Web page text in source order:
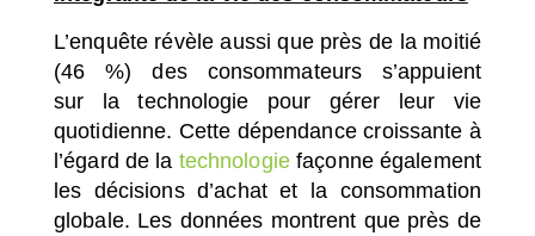
L’enquête révèle aussi que près de la moitié
(46 %) des consommateurs s’appuient
sur la technologie pour gérer leur vie
quotidienne. Cette dépendance croissante à
l’égard de la technologie façonne également
les décisions d’achat et la consommation
globale. Les données montrent que près de